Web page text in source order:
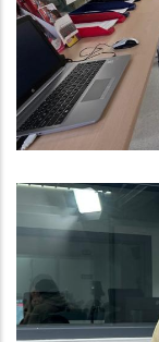
Baix
Bartra,
Del